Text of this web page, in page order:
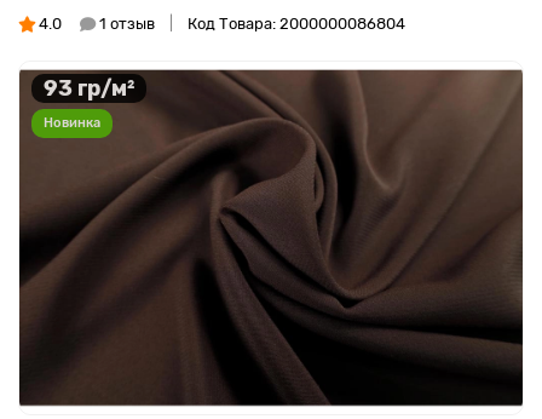
4.0 1 отзыв Код Товара: 2000000086804
93 гр/м²
Новинка